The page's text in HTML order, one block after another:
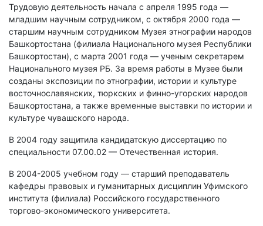
Трудовую деятельность начала с апреля 1995 года —
младшим научным сотрудником, с октября 2000 года —
старшим научным сотрудником Музея этнографии народов
Башкортостана (филиала Национального музея Республики
Башкортостан), с марта 2001 года — ученым секретарем
Национального музея РБ. За время работы в Музее были
созданы экспозиции по этнографии, истории и культуре
восточнославянских, тюркских и финно-угорских народов
Башкортостана, а также временные выставки по истории и
культуре чувашского народа.
В 2004 году защитила кандидатскую диссертацию по
специальности 07.00.02 — Отечественная история.
В 2004-2005 учебном году — старший преподаватель
кафедры правовых и гуманитарных дисциплин Уфимского
института (филиала) Российского государственного
торгово-экономического университета.